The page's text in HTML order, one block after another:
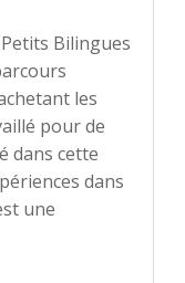
Bilingues
les
pour de
dans cette
dans
une